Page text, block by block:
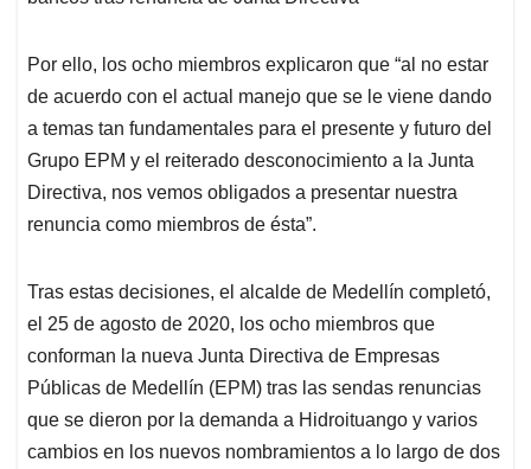
Por ello, los ocho miembros explicaron que “al no estar
de acuerdo con el actual manejo que se le viene dando
a temas tan fundamentales para el presente y futuro del
Grupo EPM y el reiterado desconocimiento a la Junta
Directiva, nos vemos obligados a presentar nuestra
renuncia como miembros de ésta”.
Tras estas decisiones, el alcalde de Medellín completó,
el 25 de agosto de 2020, los ocho miembros que
conforman la nueva Junta Directiva de Empresas
Públicas de Medellín (EPM) tras las sendas renuncias
que se dieron por la demanda a Hidroituango y varios
cambios en los nuevos nombramientos a lo largo de dos